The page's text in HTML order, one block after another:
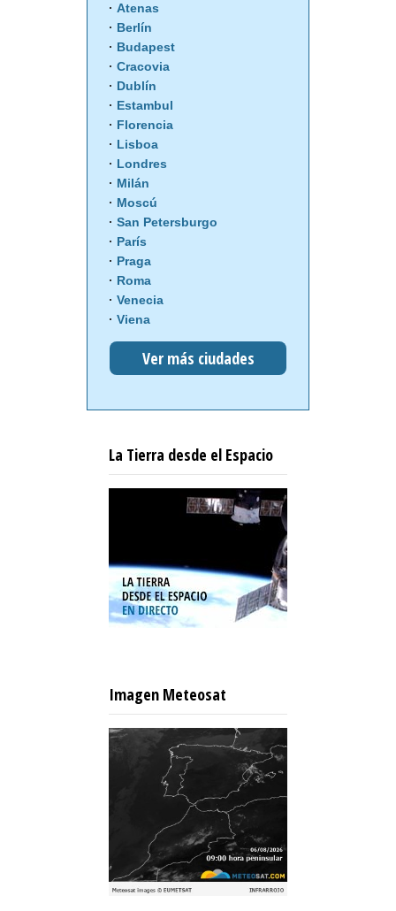
Atenas
Berlín
Budapest
Cracovia
Dublín
Estambul
Florencia
Lisboa
Londres
Milán
Moscú
San Petersburgo
París
Praga
Roma
Venecia
Viena
Ver más ciudades
La Tierra desde el Espacio
Imagen Meteosat